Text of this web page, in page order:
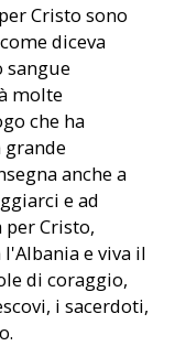
Cristo sono
diceva
sangue
molte
che ha
grande
anche a
e ad
per Cristo,
l'Albania e viva il
di coraggio,
i sacerdoti,